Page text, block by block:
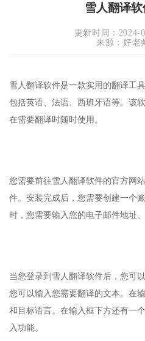
雪人翻译
更新时间：2024-
来源：好老
雪人翻译软件是一款实用的翻译工
包括英语、法语、西班牙语等。该
在需要翻译时随时使用。
您需要前往雪人翻译软件的官方网
件。安装完成后，您需要创建一个
时，您需要输入您的电子邮件地址
当您登录到雪人翻译软件后，您可
您可以输入您需要翻译的文本。在
和目标语言。在输入框下方还有一
入功能。